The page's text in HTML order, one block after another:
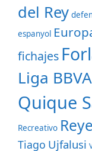
del Rey
espanyol
fichajes
Liga BBVA
Quique
Recreativo
Tiago Ujfalusi